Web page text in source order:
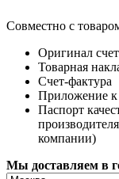
Совместно с
Оригинал
Товарная
Счет-фактура
Приложение к
Паспорт
компании)
Мы доставляем в